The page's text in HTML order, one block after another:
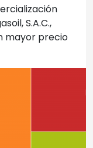
S.A.C.,
mayor precio